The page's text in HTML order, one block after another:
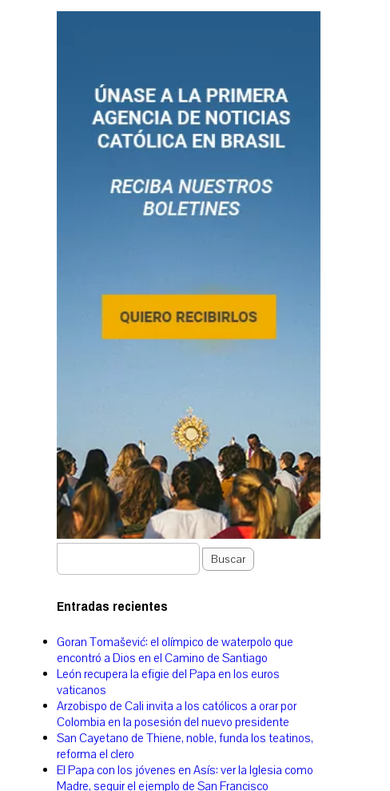
Buscar
Entradas recientes
Goran Tomašević: el olímpico de waterpolo que
encontró a Dios en el Camino de Santiago
León recupera la efigie del Papa en los euros
vaticanos
Arzobispo de Cali invita a los católicos a orar por
Colombia en la posesión del nuevo presidente
San Cayetano de Thiene, noble, funda los teatinos,
reforma el clero
El Papa con los jóvenes en Asís: ver la Iglesia como
Madre, seguir el ejemplo de San Francisco